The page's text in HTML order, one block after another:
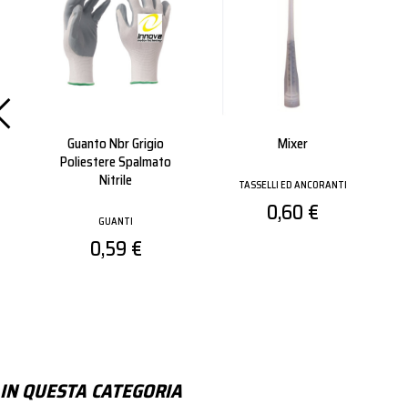
Guanto Nbr Grigio
Spalmato
TASSELLI ED ANCORANTI
IN QUESTA CATEGORIA